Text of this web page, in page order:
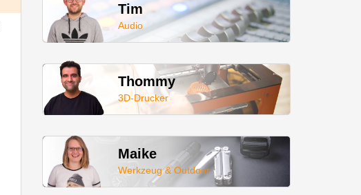
Tim
Audio
Thommy
3D-Drucker
Maike
Werkzeug & Outdoor